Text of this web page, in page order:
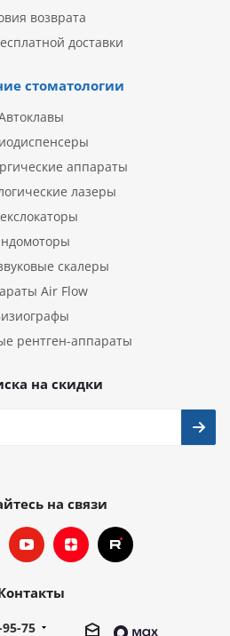
возврата
доставки
стоматологии
аппараты
лазеры
скалеры
Air Flow
рентген-аппараты
на скидки
на связи
75